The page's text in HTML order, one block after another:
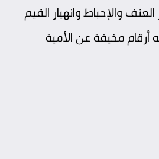
والإحباط وانهيار القيم
مخيفة عن الأمية